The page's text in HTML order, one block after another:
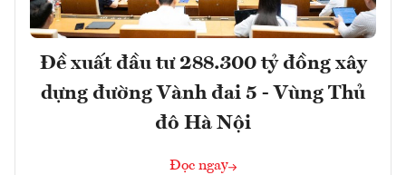
Đề xuất đầu tư 288.300 tỷ đồng xây
dựng đường Vành đai 5 - Vùng Thủ
đô Hà Nội
Đọc ngay